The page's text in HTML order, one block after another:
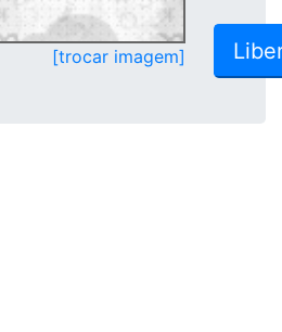
[trocar imagem]